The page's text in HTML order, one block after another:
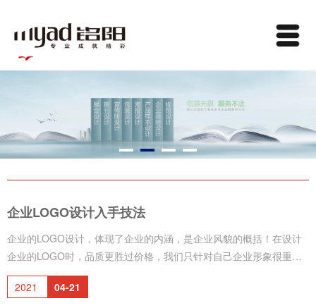
企业LOGO设计入手技法
企业的LOGO设计，体现了企业的内涵，是企业风貌的概括！在设计
企业的LOGO时，品质更胜过价格，我们只针对自己企业形象很重视
的企业。 企业LOGO设计一般从以下几个方面入手：一 、企业的名
称；二、企业的文化；三、企业的概貌；四、企业法人的名字；五、
2021 04-21